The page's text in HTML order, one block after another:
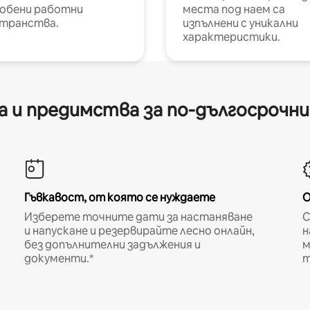
работни
места под наем са
изпълнени с уникални
характеристики.
и предимства за по-
Гъвкавост, от която се нуждаете
Изберете точните дати за настаняване
и напускане и резервирайте лесно онлайн,
без допълнителни задължения и
документи.*